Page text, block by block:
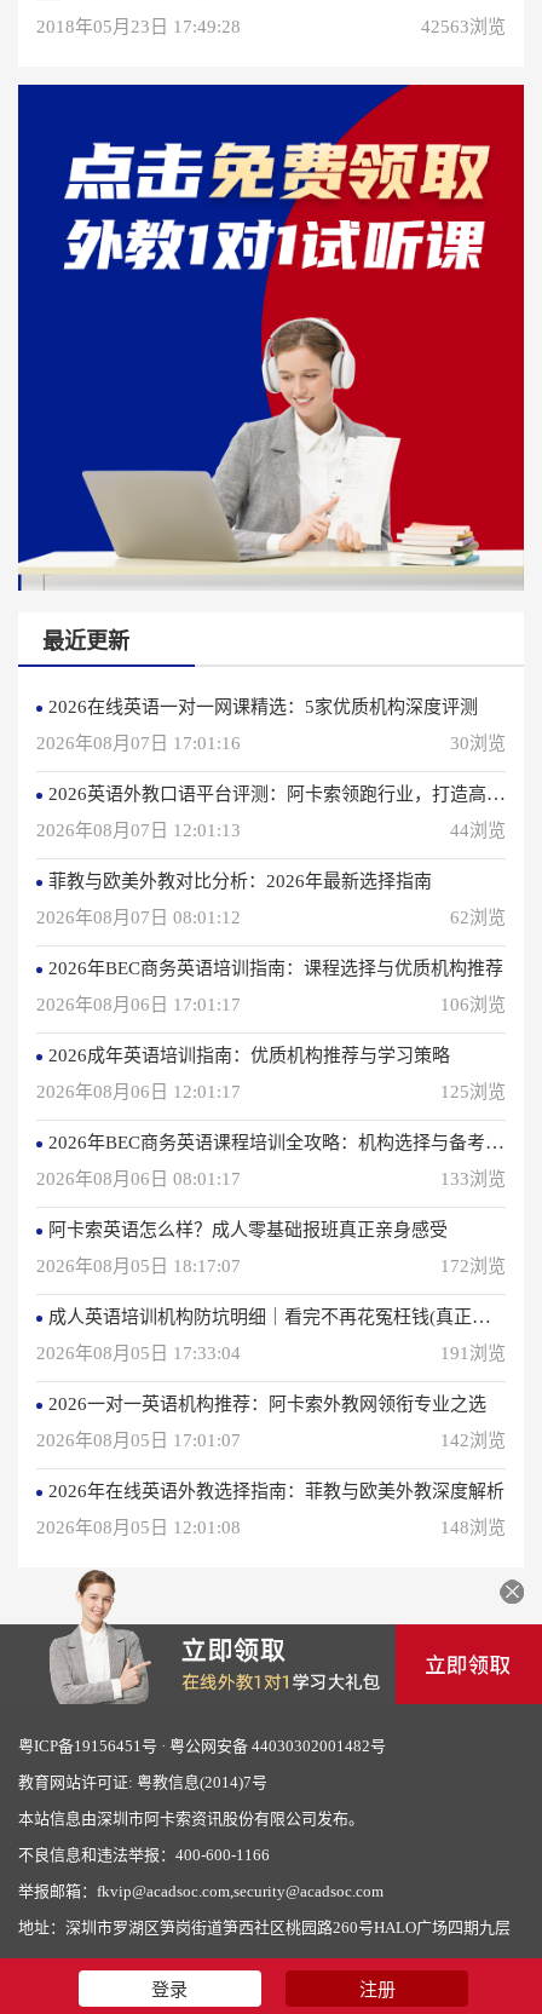
登录 注册
2018年05月23日 17:49:28
42563浏览
最近更新
2026在线英语一对一网课精选：5家优质机构深度评测
2026年08月07日 17:01:16
30浏览
2026英语外教口语平台评测：阿卡索领跑行业，打造高效学习体验
2026年08月07日 12:01:13
44浏览
菲教与欧美外教对比分析：2026年最新选择指南
2026年08月07日 08:01:12
62浏览
2026年BEC商务英语培训指南：课程选择与优质机构推荐
2026年08月06日 17:01:17
106浏览
2026成年英语培训指南：优质机构推荐与学习策略
2026年08月06日 12:01:17
125浏览
2026年BEC商务英语课程培训全攻略：机构选择与备考指南
2026年08月06日 08:01:17
133浏览
阿卡索英语怎么样？成人零基础报班真正亲身感受
2026年08月05日 18:17:07
172浏览
成人英语培训机构防坑明细｜看完不再花冤枉钱(真正的用户反馈)
2026年08月05日 17:33:04
191浏览
2026一对一英语机构推荐：阿卡索外教网领衔专业之选
2026年08月05日 17:01:07
142浏览
2026年在线英语外教选择指南：菲教与欧美外教深度解析
2026年08月05日 12:01:08
148浏览
粤ICP备19156451号 · 粤公网安备 44030302001482号
教育网站许可证: 粤教信息(2014)7号
本站信息由深圳市阿卡索资讯股份有限公司发布。
不良信息和违法举报：400-600-1166
举报邮箱：fkvip@acadsoc.com,security@acadsoc.com
地址：深圳市罗湖区笋岗街道笋西社区桃园路260号HALO广场四期九层